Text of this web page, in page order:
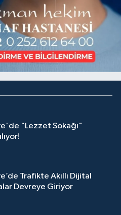
"Lezzet Sokağı"
Trafikte Akıllı Dijital
Devreye Giriyor